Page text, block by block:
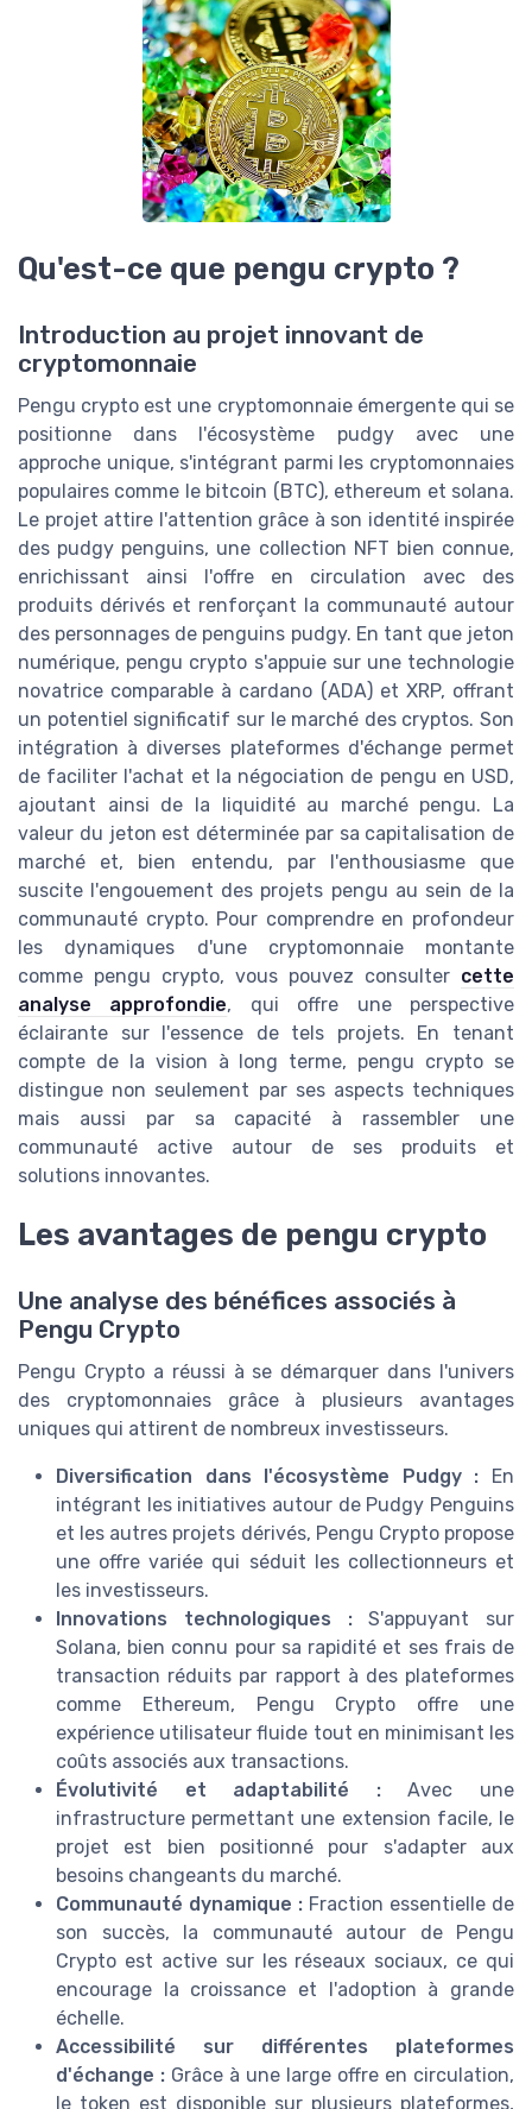
Qu'est-ce que pengu crypto ?
Introduction au projet innovant de
cryptomonnaie
Pengu crypto est une cryptomonnaie émergente qui se
positionne dans l'écosystème pudgy avec une
approche unique, s'intégrant parmi les cryptomonnaies
populaires comme le bitcoin (BTC), ethereum et solana.
Le projet attire l'attention grâce à son identité inspirée
des pudgy penguins, une collection NFT bien connue,
enrichissant ainsi l'offre en circulation avec des
produits dérivés et renforçant la communauté autour
des personnages de penguins pudgy. En tant que jeton
numérique, pengu crypto s'appuie sur une technologie
novatrice comparable à cardano (ADA) et XRP, offrant
un potentiel significatif sur le marché des cryptos. Son
intégration à diverses plateformes d'échange permet
de faciliter l'achat et la négociation de pengu en USD,
ajoutant ainsi de la liquidité au marché pengu. La
valeur du jeton est déterminée par sa capitalisation de
marché et, bien entendu, par l'enthousiasme que
suscite l'engouement des projets pengu au sein de la
communauté crypto. Pour comprendre en profondeur
les dynamiques d'une cryptomonnaie montante
comme pengu crypto, vous pouvez consulter cette
analyse approfondie, qui offre une perspective
éclairante sur l'essence de tels projets. En tenant
compte de la vision à long terme, pengu crypto se
distingue non seulement par ses aspects techniques
mais aussi par sa capacité à rassembler une
communauté active autour de ses produits et
solutions innovantes.
Les avantages de pengu crypto
Une analyse des bénéfices associés à
Pengu Crypto
Pengu Crypto a réussi à se démarquer dans l'univers
des cryptomonnaies grâce à plusieurs avantages
uniques qui attirent de nombreux investisseurs.
Diversification dans l'écosystème Pudgy : En
intégrant les initiatives autour de Pudgy Penguins
et les autres projets dérivés, Pengu Crypto propose
une offre variée qui séduit les collectionneurs et
les investisseurs.
Innovations technologiques :S'appuyant sur
Solana, bien connu pour sa rapidité et ses frais de
transaction réduits par rapport à des plateformes
comme Ethereum, Pengu Crypto offre une
expérience utilisateur fluide tout en minimisant les
coûts associés aux transactions.
Évolutivité et adaptabilité :Avec une
infrastructure permettant une extension facile, le
projet est bien positionné pour s'adapter aux
besoins changeants du marché.
Communauté dynamique : Fraction essentielle de
son succès, la communauté autour de Pengu
Crypto est active sur les réseaux sociaux, ce qui
encourage la croissance et l'adoption à grande
échelle.
Accessibilité sur différentes plateformes
d'échange : Grâce à une large offre en circulation,
le token est disponible sur plusieurs plateformes,